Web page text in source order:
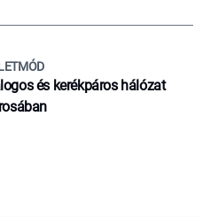
és kerékpáros hálózat